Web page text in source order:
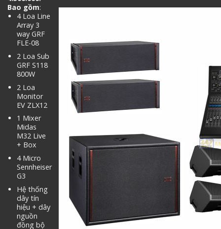
Bao gồm:
4 Loa Line
Array 3
way GRF
FLE-08
2 Loa Sub
GRF S118
800W
2 Loa
Monitor
EV ZLX12
1 Mixer
Midas
M32 Live
+ Box
4 Micro
Sennheiser
G3
Hệ thống
dây tín
hiệu + dây
nguồn
đồng bộ